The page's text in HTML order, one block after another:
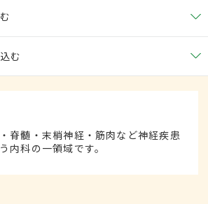
む
脊髄・末梢神経・筋肉など神経疾患
内科の一領域です。